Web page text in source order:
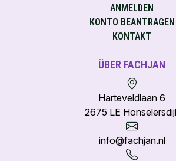
ANMELDEN
KONTO BEANTRAGEN
KONTAKT
ÜBER FACHJAN
Harteveldlaan 6
2675 LE
info@fachjan.nl